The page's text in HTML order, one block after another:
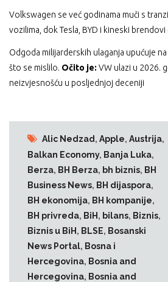
Volkswagen se već godinama muči s
vozilima, dok Tesla, BYD i kineski
Odgoda milijarderskih ulaganja upućuje
što se mislilo. Očito je: VW ulazi u 2026.
neizvjesnošću u posljednjoj deceniji
Alic Nedzad , Apple, Austrija,
Balkan Economy, Banja Luka,
Berza, BH Berza, bh biznis, BH
Business News, BH dijaspora,
BH ekonomija, BH kompanije,
BH privreda, BiH , bilans, Biznis,
Biznis u BiH , BLSE, Bosanski
News Portal, Bosna i
Hercegovina, Bosnia and
Hercegovina, Bosnia and